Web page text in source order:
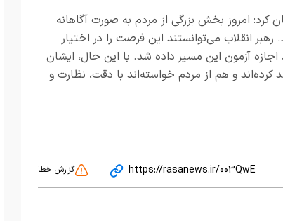
امروز بخش بزرگی از مردم به صورت آگاهانه
انقلاب می‌توانستند این فرصت را در اختیار
اجازه آزمون این مسیر داده شد. با این حال، ایشان
و هم از مردم خواسته‌اند با دقت، نظارت و
https://rasanews.ir/003QwE گزارش خطا